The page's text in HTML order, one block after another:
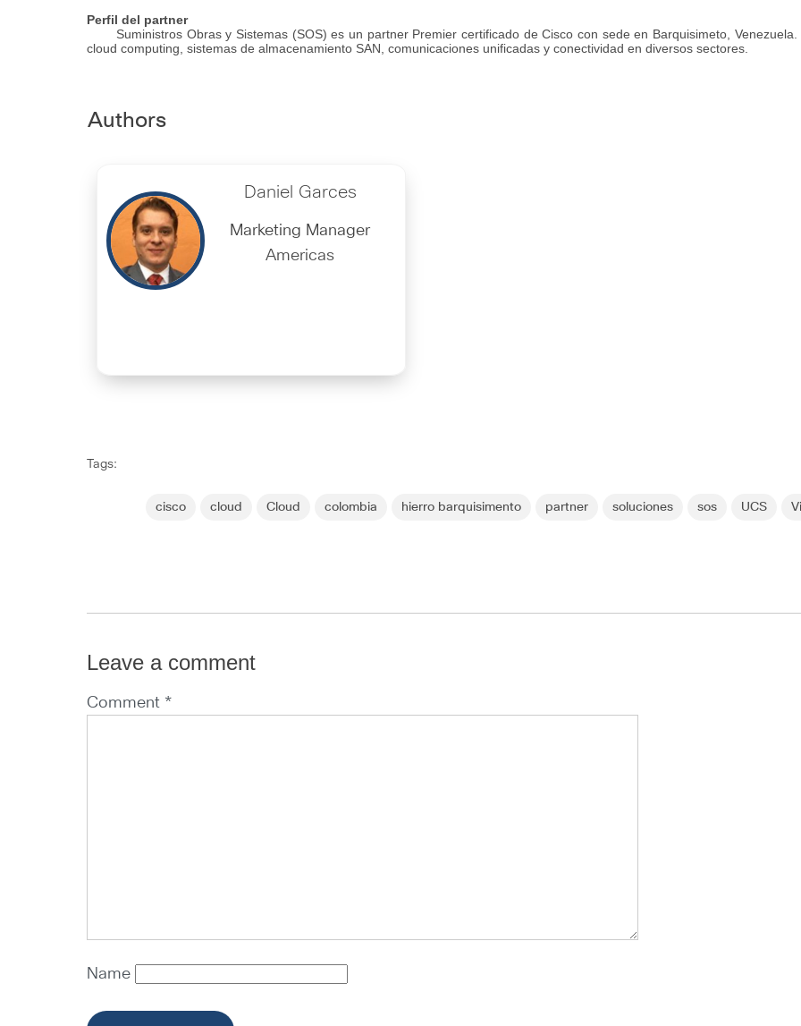
Perfil del partner
Suministros Obras y Sistemas (SOS) es un partner Premier certificado de Cisco con sede en Barquisimeto,
cloud computing, sistemas de almacenamiento SAN, comunicaciones unificadas y conectividad en diversos sectores.
Authors
Daniel Garces
Marketing Manager
Americas
Tags:
cisco cloud Cloud colombia hierro barquisimento partner soluciones sos UCS
Leave a comment
Comment *
Name